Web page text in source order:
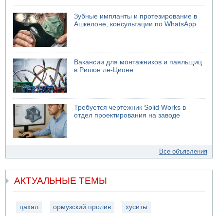
Зубные импланты и протезирование в
Ашкелоне, консультации по WhatsApp
Вакансии для монтажников и паяльщиц
в Ришон ле-Ционе
Требуется чертежник Solid Works в
отдел проектирования на заводе
Все объявления
АКТУАЛЬНЫЕ ТЕМЫ
цахал ормузский пролив хуситы